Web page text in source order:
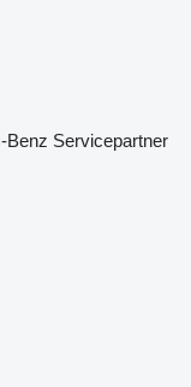
Benz Servicepartner